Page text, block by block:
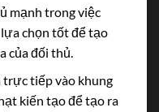
mạnh trong việc
chọn tốt để tạo
của đối thủ.
trực tiếp vào khung
kiến tạo để tạo ra